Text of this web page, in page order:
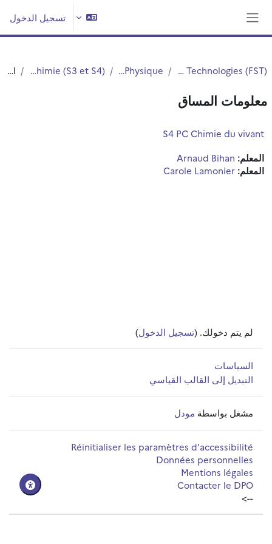
تسجيل الدخول
Faculté des Sciences et Technologies (FST)
Département Physique
Licence Physique et Chimie (S3 et S4) الملخص
معلومات المساق
S4 PC Chimie du vivant
المعلم: Arnaud Bihan
المعلم: Carole Lamonier
لم يتم دخولك. (تسجيل الدخول)
السياسات
التبديل إلى القالب القياسي
مشغل بواسطة مودل
Réinitialiser les paramètres d'accessibilité
Données personnelles
Mentions légales
Contacter le DPO
-->